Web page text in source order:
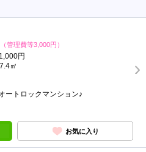
（管理費等3,000円）
円
㎡
ートロックマンション♪
お気に入り